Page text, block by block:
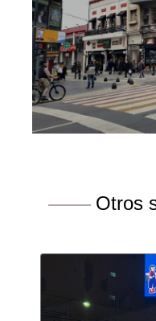
Otros